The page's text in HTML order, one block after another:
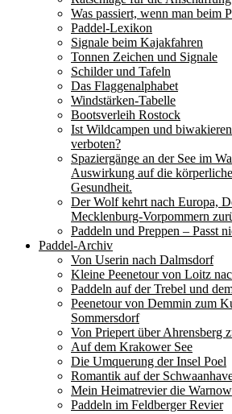
Was passiert, wenn man beim
Paddel-Lexikon
Signale beim Kajakfahren
Tonnen Zeichen und Signale
Schilder und Tafeln
Das Flaggenalphabet
Windstärken-Tabelle
Bootsverleih Rostock
Ist Wildcampen und
verboten?
Spaziergänge an der See im
Auswirkung auf die
Gesundheit.
Der Wolf kehrt nach Europa,
Mecklenburg-Vorpommern
Paddeln und Preppen – Passt
Paddel-Archiv
Von Userin nach Dalmsdorf
Kleine Peenetour von Loitz
Paddeln auf der Trebel und
Peenetour von Demmin zum
Sommersdorf
Von Priepert über Ahrensberg
Auf dem Krakower See
Die Umquerung der Insel Poel
Romantik auf der
Mein Heimatrevier die Warnow
Paddeln im Feldberger Revier